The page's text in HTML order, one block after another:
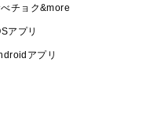
チョク&more
アプリ
アプリ